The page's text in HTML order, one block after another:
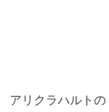
アリクラハルトの